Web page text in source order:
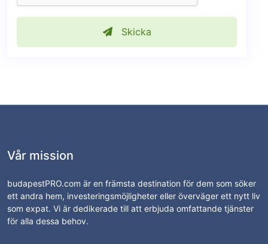
Skicka
Vår mission
budapestPRO.com är en främsta destination för dem som söker
ett andra hem, investeringsmöjligheter eller överväger ett nytt liv
som expat. Vi är dedikerade till att erbjuda omfattande tjänster
för alla dessa behov.